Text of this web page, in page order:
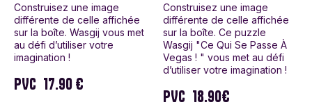
Construisez une image
différente de celle affichée
sur la boîte. Wasgij vous met
au défi d’utiliser votre
imagination !
PVC 17.90 €
Construisez une image
différente de celle affichée
sur la boîte. Ce puzzle
Wasgij "Ce Qui Se Passe À
Vegas ! " vous met au défi
d’utiliser votre imagination !
PVC 18.90€